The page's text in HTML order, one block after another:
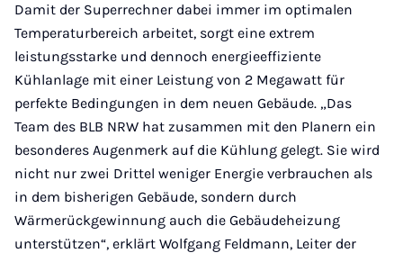
Damit der Superrechner dabei immer im optimalen
Temperaturbereich arbeitet, sorgt eine extrem
leistungsstarke und dennoch energieeffiziente
Kühlanlage mit einer Leistung von 2 Megawatt für
perfekte Bedingungen in dem neuen Gebäude. „Das
Team des BLB NRW hat zusammen mit den Planern ein
besonderes Augenmerk auf die Kühlung gelegt. Sie wird
nicht nur zwei Drittel weniger Energie verbrauchen als
in dem bisherigen Gebäude, sondern durch
Wärmerückgewinnung auch die Gebäudeheizung
unterstützen“, erklärt Wolfgang Feldmann, Leiter der